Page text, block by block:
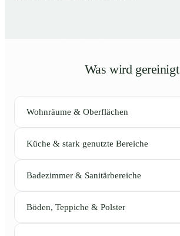
Was wird gereinigt
Wohnräume & Oberflächen
Küche & stark genutzte Bereiche
Badezimmer & Sanitärbereiche
Böden, Teppiche & Polster